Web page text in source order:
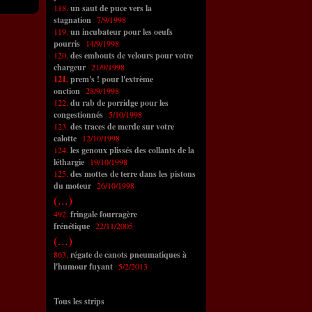
118. un saut de puce vers la
stagnation 7/9/1998
119. un incubateur pour les oeufs
pourris 14/9/1998
120. des embouts de velours pour votre
chargeur 21/9/1998
121.prem's ! pour l'extrème
onction 28/9/1998
122. du rab de porridge pour les
congestionnés 5/10/1998
123. des traces de merde sur votre
calotte 12/10/1998
124. les genoux plissés des collants de la
léthargie 19/10/1998
125. des mottes de terre dans les pistons
du moteur 26/10/1998
(...)
492. fringale fourragère
frénétique 22/11/2005
(...)
863. régate de canots pneumatiques à
l'humour fuyant 5/2/2013
Tous les strips